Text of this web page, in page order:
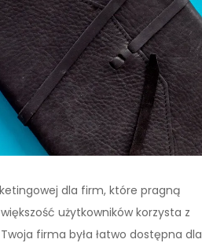
dla firm, które pragną
użytkowników korzysta z
firma była łatwo dostępna dla